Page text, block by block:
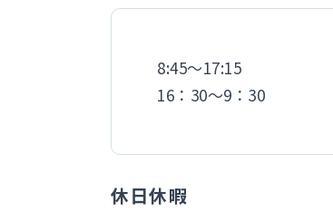
8:45〜17:15
16：30〜9：30
休日休暇